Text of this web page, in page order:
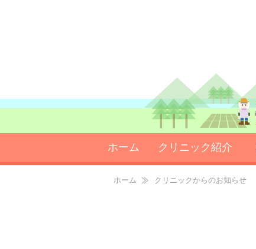
ホーム クリニック紹介
院長ごあいさつ
クリニックの特徴
ホーム クリニックからのお知らせ